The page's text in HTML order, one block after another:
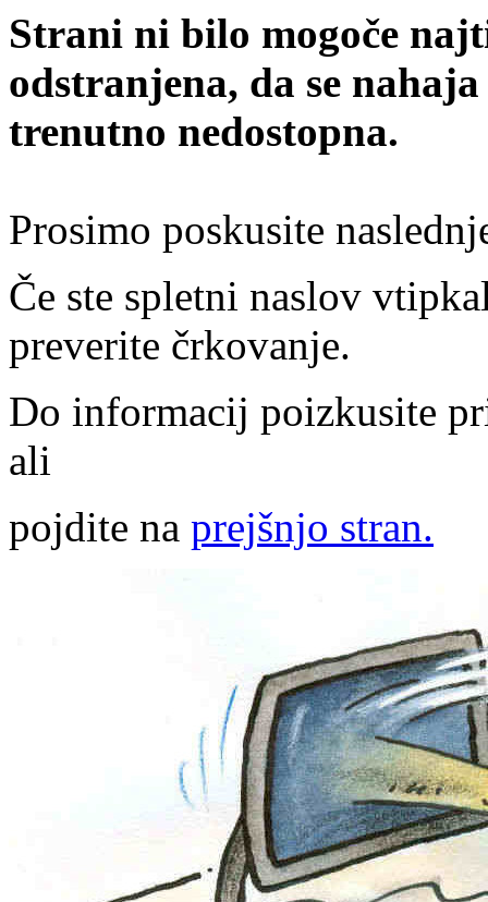
Strani ni bilo mogoče
odstranjena, da se
trenutno nedostopna.
Prosimo poskusite
Če ste spletni naslov
preverite črkovanje.
Do informacij poizkusite
ali
pojdite na prejšnjo stran.